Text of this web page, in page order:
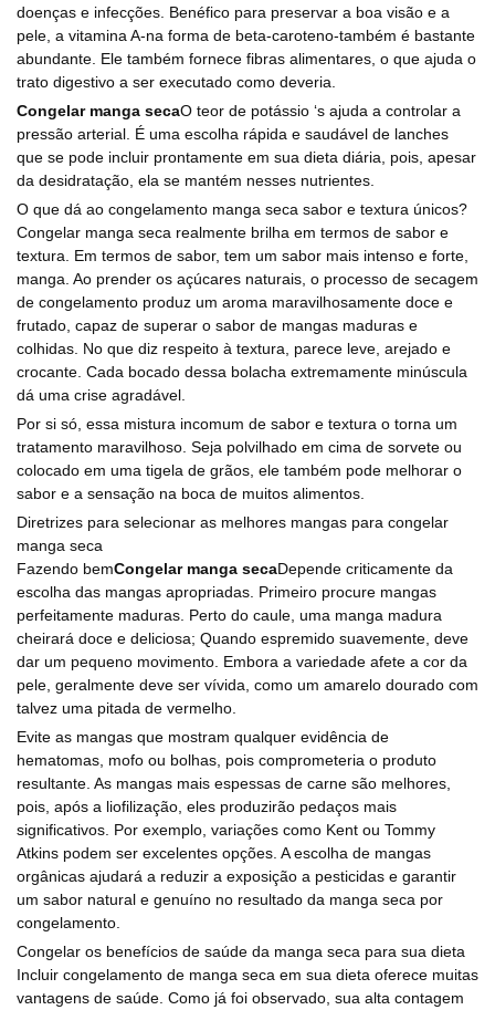
doenças e infecções. Benéfico para preservar a boa visão e a
pele, a vitamina A-na forma de beta-caroteno-também é bastante
abundante. Ele também fornece fibras alimentares, o que ajuda o
trato digestivo a ser executado como deveria.
Congelar manga secaO teor de potássio ‘s ajuda a controlar a
pressão arterial. É uma escolha rápida e saudável de lanches
que se pode incluir prontamente em sua dieta diária, pois, apesar
da desidratação, ela se mantém nesses nutrientes.
O que dá ao congelamento manga seca sabor e textura únicos?
Congelar manga seca realmente brilha em termos de sabor e
textura. Em termos de sabor, tem um sabor mais intenso e forte,
manga. Ao prender os açúcares naturais, o processo de secagem
de congelamento produz um aroma maravilhosamente doce e
frutado, capaz de superar o sabor de mangas maduras e
colhidas. No que diz respeito à textura, parece leve, arejado e
crocante. Cada bocado dessa bolacha extremamente minúscula
dá uma crise agradável.
Por si só, essa mistura incomum de sabor e textura o torna um
tratamento maravilhoso. Seja polvilhado em cima de sorvete ou
colocado em uma tigela de grãos, ele também pode melhorar o
sabor e a sensação na boca de muitos alimentos.
Diretrizes para selecionar as melhores mangas para congelar
manga seca
Fazendo bemCongelar manga secaDepende criticamente da
escolha das mangas apropriadas. Primeiro procure mangas
perfeitamente maduras. Perto do caule, uma manga madura
cheirará doce e deliciosa; Quando espremido suavemente, deve
dar um pequeno movimento. Embora a variedade afete a cor da
pele, geralmente deve ser vívida, como um amarelo dourado com
talvez uma pitada de vermelho.
Evite as mangas que mostram qualquer evidência de
hematomas, mofo ou bolhas, pois comprometeria o produto
resultante. As mangas mais espessas de carne são melhores,
pois, após a liofilização, eles produzirão pedaços mais
significativos. Por exemplo, variações como Kent ou Tommy
Atkins podem ser excelentes opções. A escolha de mangas
orgânicas ajudará a reduzir a exposição a pesticidas e garantir
um sabor natural e genuíno no resultado da manga seca por
congelamento.
Congelar os benefícios de saúde da manga seca para sua dieta
Incluir congelamento de manga seca em sua dieta oferece muitas
vantagens de saúde. Como já foi observado, sua alta contagem